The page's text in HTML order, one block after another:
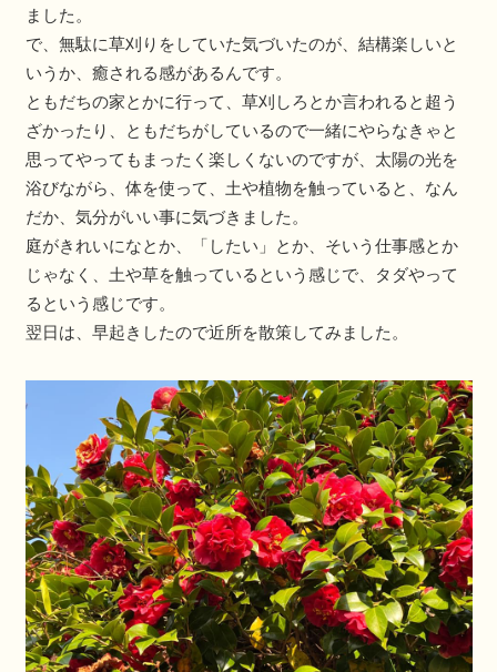
ました。
で、無駄に草刈りをしていた気づいたのが、結構楽しいと
いうか、癒される感があるんです。
ともだちの家とかに行って、草刈しろとか言われると超う
ざかったり、ともだちがしているので一緒にやらなきゃと
思ってやってもまったく楽しくないのですが、太陽の光を
浴びながら、体を使って、土や植物を触っていると、なん
だか、気分がいい事に気づきました。
庭がきれいになとか、「したい」とか、そいう仕事感とか
じゃなく、土や草を触っているという感じで、タダやって
るという感じです。
翌日は、早起きしたので近所を散策してみました。